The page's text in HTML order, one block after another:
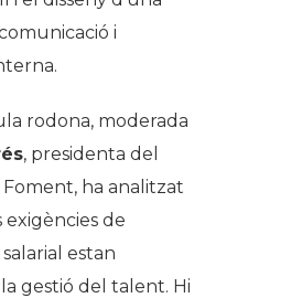
i
rodona, moderada
, presidenta del
ha analitzat
exigències de
estan
gestió del talent. Hi